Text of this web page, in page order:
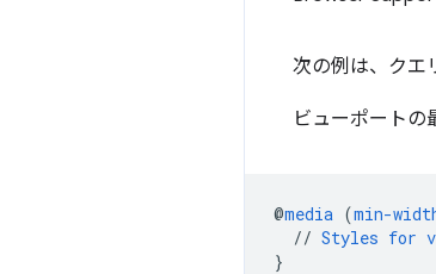
次の例は、クエ
ビューポートの
@media (min-
// Styles for
}